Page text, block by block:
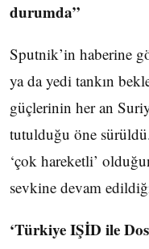
durumda”
Sputnik’in haberine
ya da yedi tankın
güçlerinin her an
tutulduğu öne sürüldü.
‘çok hareketli’
sevkine devam
‘Türkiye IŞİD ile